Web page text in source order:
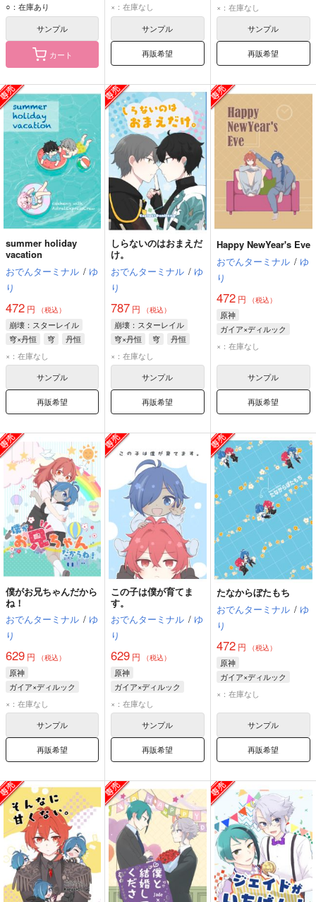
○：在庫あり
サンプル
カート
×：在庫なし
サンプル
再販希望
×：在庫なし
サンプル
再販希望
summer holiday
vacation
おでんターミナル / ゆ
り
472 円 （税込）
崩壊：スターレイル
穹×丹恒
穹
丹恒
×：在庫なし
サンプル
再販希望
しらないのはおまえだ
け。
おでんターミナル / ゆ
り
787 円 （税込）
崩壊：スターレイル
穹×丹恒
穹
丹恒
×：在庫なし
サンプル
再販希望
Happy NewYear's Eve
おでんターミナル / ゆ
り
472円 （税込）
原神
ガイア×ディルック
ガイア
ディルック
×：在庫なし
サンプル
再販希望
僕がお兄ちゃんだから
ね！
おでんターミナル / ゆ
り
629 円 （税込）
原神
ガイア×ディルック
ガイア
ディルック
×：在庫なし
サンプル
再販希望
この子は僕が育てま
す。
おでんターミナル / ゆ
り
629 円 （税込）
原神
ガイア×ディルック
ガイア
ディルック
×：在庫なし
サンプル
再販希望
たなからぼたもち
おでんターミナル / ゆ
り
472円 （税込）
原神
ガイア×ディルック
ディルック
×：在庫なし
サンプル
再販希望